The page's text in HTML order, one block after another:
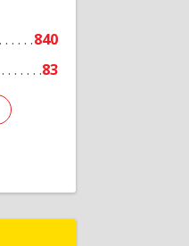
840
83